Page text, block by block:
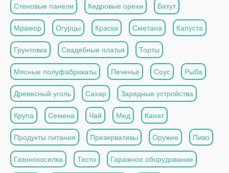
Стеновые панели Кедровые орехи Батут
Мрамор Огурцы Краска Сметана Капуста
Грунтовка Свадебные платья Торты
Мясные полуфабрикаты Печенье Соус Рыба
Древесный уголь Сахар Зарядные устройства
Крупа Семена Чай Мед Канат
Продукты питания Презервативы Оружие Пиво
Газонокосилка Тесто Гаражное оборудование